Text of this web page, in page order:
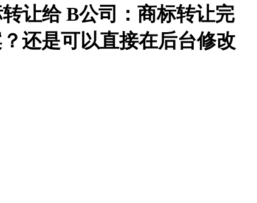
让给 B公司：商标转让完
还是可以直接在后台修改